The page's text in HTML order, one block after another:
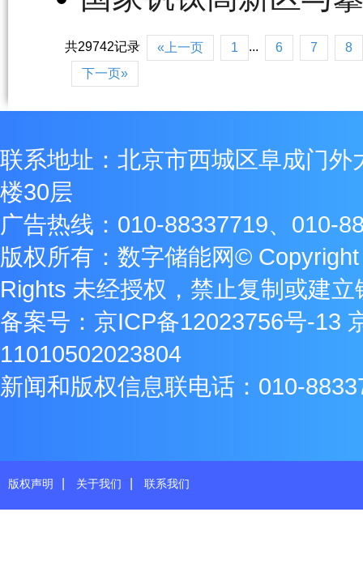
共29742记录 «上一页 1 ... 6 7
8
下一页»
联系地址：北京市西城区阜成门外
楼30层
广告热线：010-88337719、010-
版权所有：数字储能网©
Rights 未经授权，禁止复制或建立
备案号： 京ICP备12023756号-13
11010502023804
新闻和版权信息联电话：010-
版权声明 关于我们 联系我们